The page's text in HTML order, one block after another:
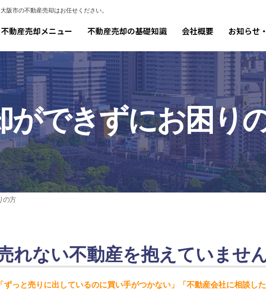
阪市の不動産売却はお任せください。
不動産売却メニュー 不動産売却の基礎知識 会社概要 お知らせ
ができずにお困り
の方
れない不動産を抱えていませ
「ずっと売りに出しているのに買い手がつかない」「不動産会社に相談した